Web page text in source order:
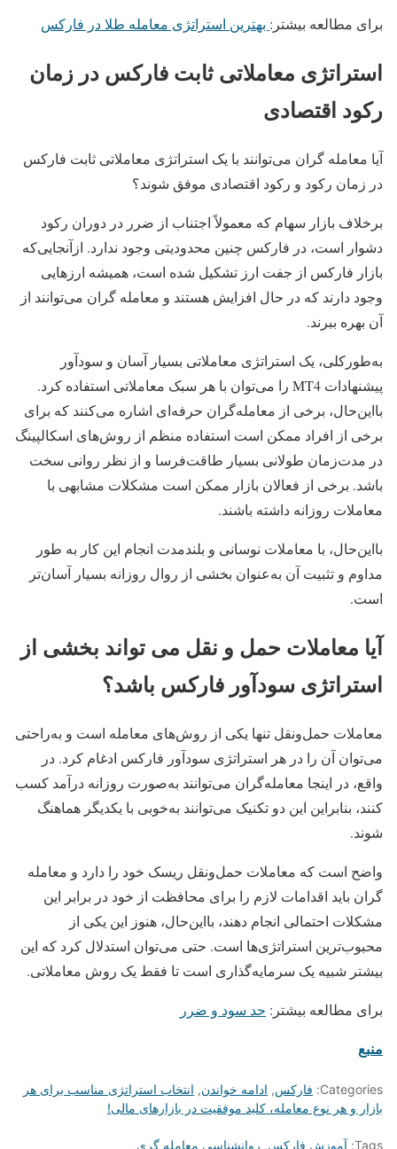
برای مطالعه بیشتر: بهترین استراتژی معامله طلا در فارکس
استراتژی معاملاتی ثابت فارکس در زمان
رکود اقتصادی
آیا معامله گران می‌توانند با یک استراتژی معاملاتی ثابت فارکس
در زمان رکود و رکود اقتصادی موفق شوند؟
برخلاف بازار سهام که معمولاً اجتناب از ضرر در دوران رکود
دشوار است، در فارکس چنین محدودیتی وجود ندارد. ازآنجایی‌که
بازار فارکس از جفت ارز تشکیل شده است، همیشه ارزهایی
وجود دارند که در حال افزایش هستند و معامله گران می‌توانند از
آن بهره ببرند.
به‌طورکلی، یک استراتژی معاملاتی بسیار آسان و سودآور
پیشنهادات MT4 را می‌توان با هر سبک معاملاتی استفاده کرد.
بااین‌حال، برخی از معامله‌گران حرفه‌ای اشاره می‌کنند که برای
برخی از افراد ممکن است استفاده منظم از روش‌های اسکالپینگ
در مدت‌زمان طولانی بسیار طاقت‌فرسا و از نظر روانی سخت
باشد. برخی از فعالان بازار ممکن است مشکلات مشابهی با
معاملات روزانه داشته باشند.
بااین‌حال، با معاملات نوسانی و بلندمدت انجام این کار به طور
مداوم و تثبیت آن به‌عنوان بخشی از روال روزانه بسیار آسان‌تر
است.
آیا معاملات حمل و نقل می تواند بخشی از
استراتژی سودآور فارکس باشد؟
معاملات حمل‌ونقل تنها یکی از روش‌های معامله است و به‌راحتی
می‌توان آن را در هر استراتژی سودآور فارکس ادغام کرد. در
واقع، در اینجا معامله‌گران می‌توانند به‌صورت روزانه درآمد کسب
کنند، بنابراین این دو تکنیک می‌توانند به‌خوبی با یکدیگر هماهنگ
شوند.
واضح است که معاملات حمل‌ونقل ریسک خود را دارد و معامله
گران باید اقدامات لازم را برای محافظت از خود در برابر این
مشکلات احتمالی انجام دهند، بااین‌حال، هنوز این یکی از
محبوب‌ترین استراتژی‌ها است. حتی می‌توان استدلال کرد که این
بیشتر شبیه یک سرمایه‌گذاری است تا فقط یک روش معاملاتی.
برای مطالعه بیشتر: حد سود و ضرر
منبع
Categories: فارکس, ادامه خواندن, انتخاب استراتژی مناسب برای هر
بازار و هر نوع معامله، کلید موفقیت در بازارهای مالی!
Tags: آموزش فارکس, روانشناسی معامله گری